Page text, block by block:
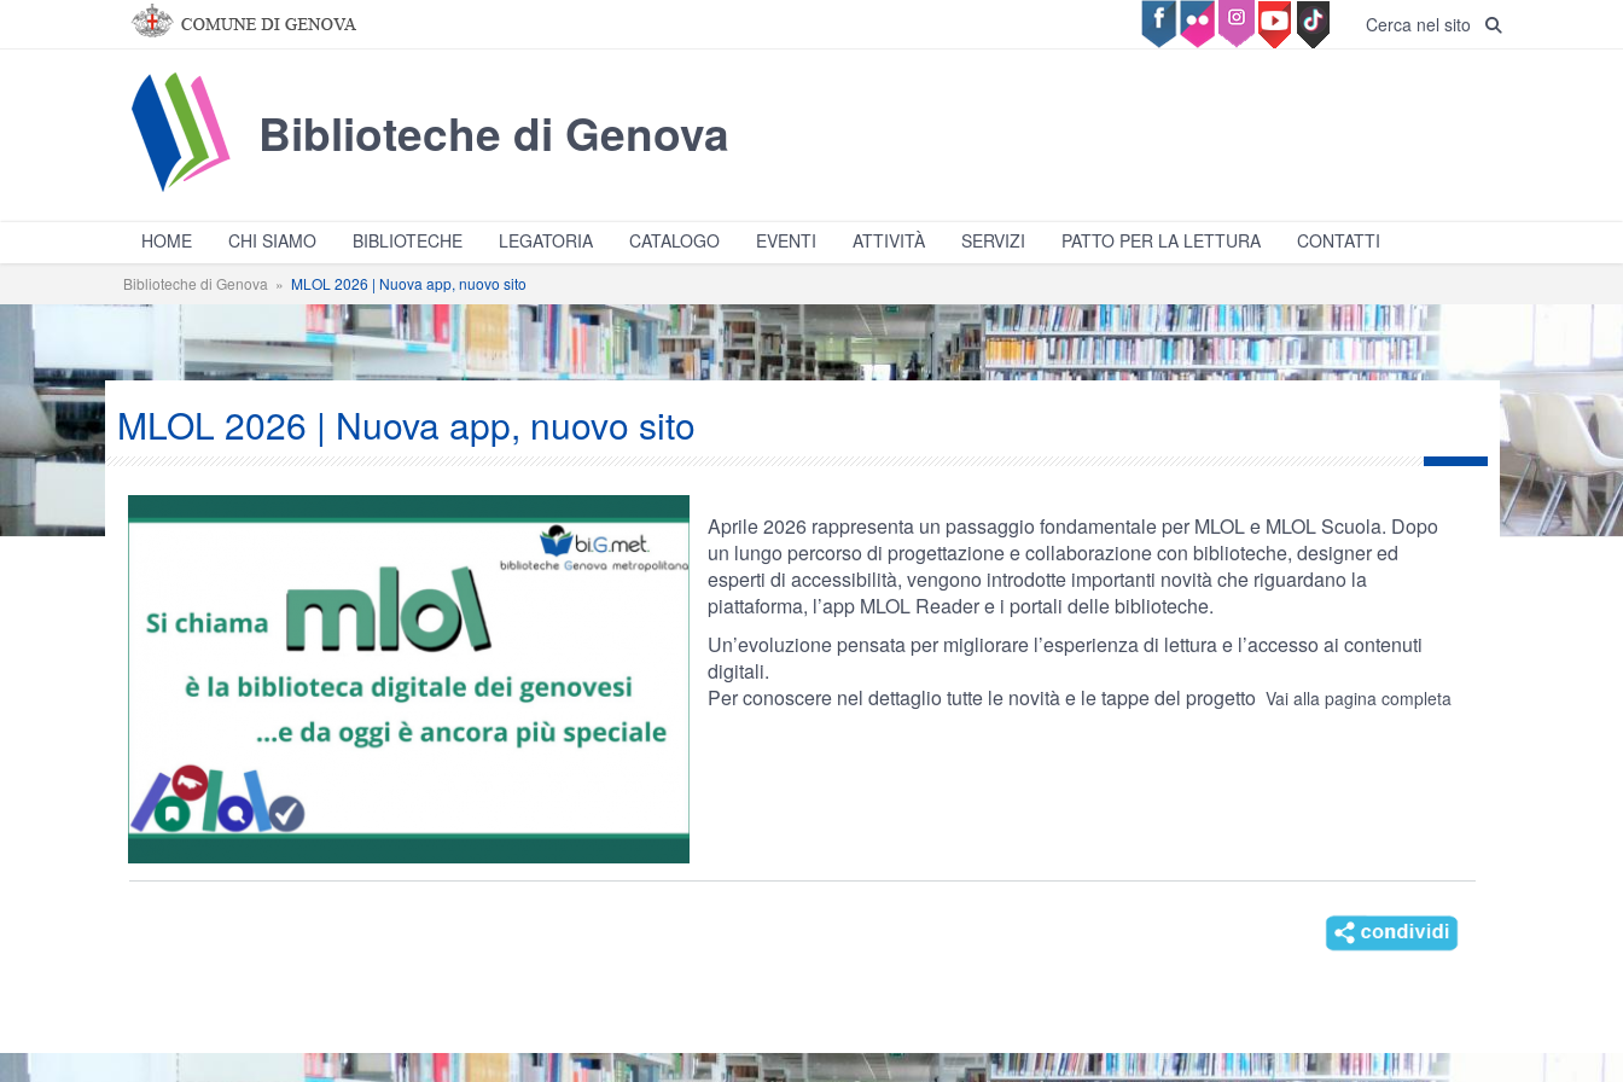
Salta al contenuto principale Cerca nel sito
Biblioteche di Genova
HOME CHI SIAMO BIBLIOTECHE LEGATORIA CATALOGO EVENTI ATTIVITÀ SERVIZI PATTO PER LA LETTURA CONTATTI
Biblioteche di Genova » MLOL 2026 | Nuova app, nuovo sito
MLOL 2026 | Nuova app, nuovo sito
Aprile 2026 rappresenta un passaggio fondamentale per MLOL e MLOL Scuola. Dopo
un lungo percorso di progettazione e collaborazione con biblioteche, designer ed
esperti di accessibilità, vengono introdotte importanti novità che riguardano la
piattaforma, l’app MLOL Reader e i portali delle biblioteche.
Un’evoluzione pensata per migliorare l’esperienza di lettura e l’accesso ai contenuti
digitali.
Per conoscere nel dettaglio tutte le novità e le tappe del progettoVai alla pagina completa